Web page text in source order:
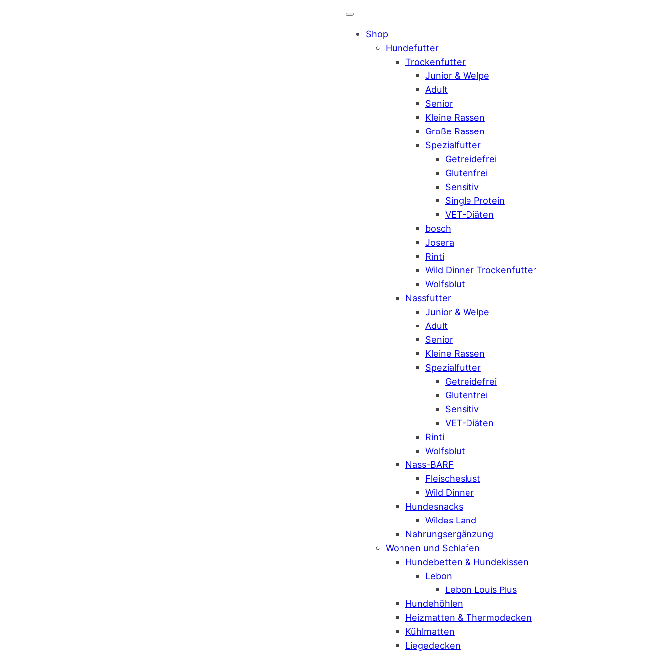
Shop
Hundefutter
Trockenfutter
Junior & Welpe
Adult
Senior
Kleine Rassen
Große Rassen
Spezialfutter
Getreidefrei
Glutenfrei
Sensitiv
Single Protein
VET-Diäten
bosch
Josera
Rinti
Wild Dinner Trockenfutter
Wolfsblut
Nassfutter
Junior & Welpe
Adult
Senior
Kleine Rassen
Spezialfutter
Getreidefrei
Glutenfrei
Sensitiv
VET-Diäten
Rinti
Wolfsblut
Nass-BARF
Fleischeslust
Wild Dinner
Hundesnacks
Wildes Land
Nahrungsergänzung
Wohnen und Schlafen
Hundebetten & Hundekissen
Lebon
Lebon Louis Plus
Hundehöhlen
Heizmatten & Thermodecken
Kühlmatten
Liegedecken